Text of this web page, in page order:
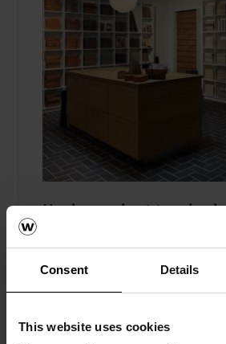
Consent Details
This website uses cookies
Upplev vackert tegel
oss
verkligheten – besök våra